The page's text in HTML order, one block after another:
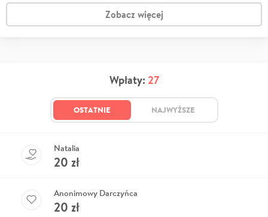
Zobacz więcej
Wpłaty: 27
OSTATNIE NAJWYŻSZE
Natalia
20 zł
Anonimowy Darczyńca
20 zł